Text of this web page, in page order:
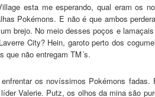
esta me esperando, qual eram os
Pokémons. E não é que ambos
brejo. No meio desses poços e
City? Hein, garoto perto dos
que não entregam TM´s.
os novíssimos Pokémons
Valerie. Putz, os olhos da mina são